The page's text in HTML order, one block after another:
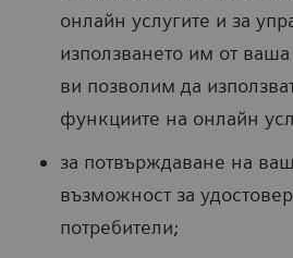
онлайн услугите и за
използването им от
ви позволим да
функциите на онлайн
за потвърждаване на
възможност за
потребители;